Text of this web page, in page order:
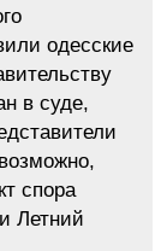
одесские
в суде,
спора
Летний